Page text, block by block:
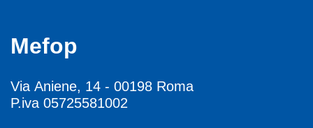
Mefop
Via Aniene, 14 - 00198 Roma
P.iva 05725581002